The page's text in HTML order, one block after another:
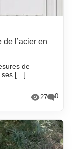
de l’acier en
de
ses […]
27 0